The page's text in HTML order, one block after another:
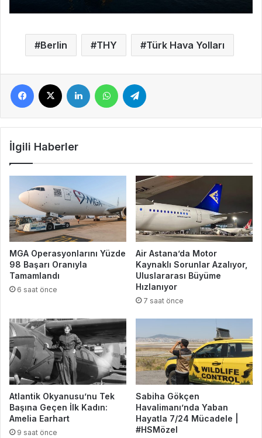
Berlin THY Türk Hava Yolları
Facebook LinkedIn WhatsApp
İlgili Haberler
MGA Operasyonlarını Yüzde
98 Başarı Oranıyla
Tamamlandı
6 saat önce
Air Astana’da Motor
Kaynaklı Sorunlar Azalıyor,
Uluslararası Büyüme
Hızlanıyor
7 saat önce
Atlantik Okyanusu’nu Tek
Başına Geçen İlk Kadın:
Amelia Earhart
9 saat önce
Sabiha Gökçen
Havalimanı’nda Yaban
Hayatla 7/24 Mücadele |
#HSMözel